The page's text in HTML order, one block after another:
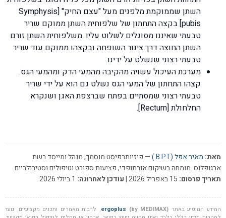
השתן שממוקמת מלפנים מעל "עצם החיק" [Symphysis
pubis] בקצה התחתון של שלפוחית השתן ממוקם שריר
טבעתי שאיננו מסוגלים לשלוט עליו. משלפוחית השתן זורם
השתן החוצה דרך צינור השופחה ובקצהו ממוקם עוד שריר
טבעתי רצוני שנשלט על ידינו.
מערכת העיכול עשויה מהקיבה מהמעי הדק ומהמעי הגס.
קצהו התחתון של המעי הגס נשלט גם הוא על ידי שריר
טבעתי רצוני שמסתיים בפתח שברצפת האגן ושנקרא
החלחולת [Rectum].
מאת: מאיר אפל (B.P.T.)
— פיזיותרפיסט מוסמך, מנהל ומייסד רשת
ארגופלוס. מומחה בשיקום אורתופדי, פציעות ספורט וטיפולים וסטיבולריים.
תאריך פרסום:
עודכן לאחרונה:
המידע המופיע באתר ergoplus (by MEDIMAX)
, לרבות מאמרים ותכנים מקצועיים, נועד